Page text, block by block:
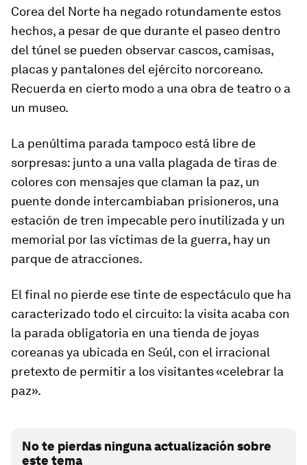
Corea del Norte ha negado rotundamente estos
hechos, a pesar de que durante el paseo dentro
del túnel se pueden observar cascos, camisas,
placas y pantalones del ejército norcoreano.
Recuerda en cierto modo a una obra de teatro o a
un museo.
La penúltima parada tampoco está libre de
sorpresas: junto a una valla plagada de tiras de
colores con mensajes que claman la paz, un
puente donde intercambiaban prisioneros, una
estación de tren impecable pero inutilizada y un
memorial por las víctimas de la guerra, hay un
parque de atracciones.
El final no pierde ese tinte de espectáculo que ha
caracterizado todo el circuito: la visita acaba con
la parada obligatoria en una tienda de joyas
coreanas ya ubicada en Seúl, con el irracional
pretexto de permitir a los visitantes «celebrar la
paz».
No te pierdas ninguna actualización sobre
este tema